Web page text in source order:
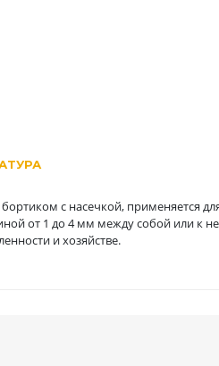
с насечкой, применяется
от 1 до 4 мм между собой или к
и хозяйстве.